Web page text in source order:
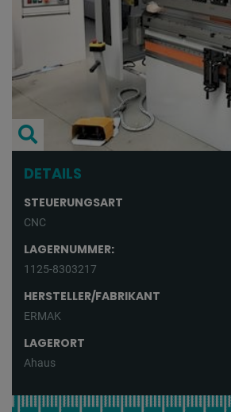
DETAILS
STEUERUNGSART
CNC
LAGERNUMMER:
1125-8303217
HERSTELLER/FABRIKANT
ERMAK
LAGERORT
Ahaus